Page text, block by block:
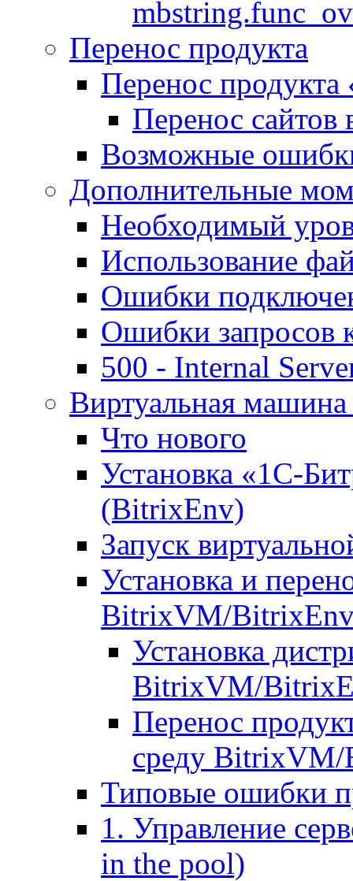
Перенос продукта
Перенос продукта
Перенос сайтов
Возможные
Дополнительные
Необходимый
Использование
Ошибки
Ошибки запросов
500 - Internal
Виртуальная
Что нового
Установка «1С-
(BitrixEnv)
Запуск
Установка и
BitrixVM/
Установка
BitrixVM/
Перенос
среду
Типовые ошибки
1. Управление
in the pool)